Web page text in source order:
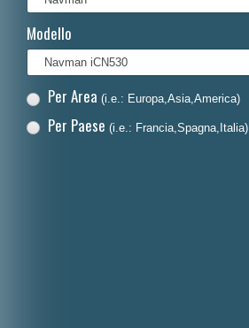
Polski
Dansk
Modello
Per Area (i.e.: Europa,Asia,America)
Per Paese (i.e.: Francia,Spagna,Italia)